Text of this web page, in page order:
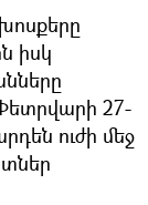
իսկ
27-
ուժի մեջ